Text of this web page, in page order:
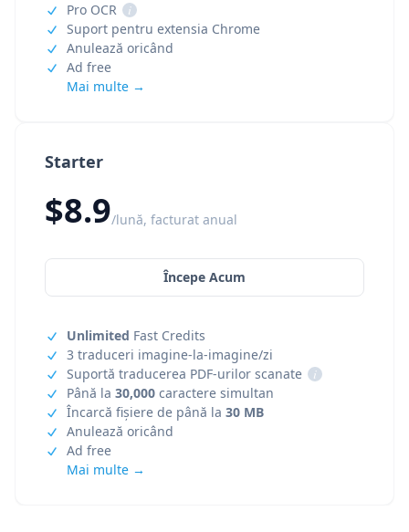
Starter
$8.9/lună, facturat anual
Începe Acum
Unlimited Fast Credits
3 traduceri imagine-la-imagine/zi
Suportă traducerea PDF-urilor scanate
i
Până la 30,000 caractere simultan
Încarcă fișiere de până la 30 MB
Anulează oricând
Ad free
Mai multe →
Pro OCR
i
Suport pentru extensia Chrome
Anulează oricând
Ad free
Mai multe →